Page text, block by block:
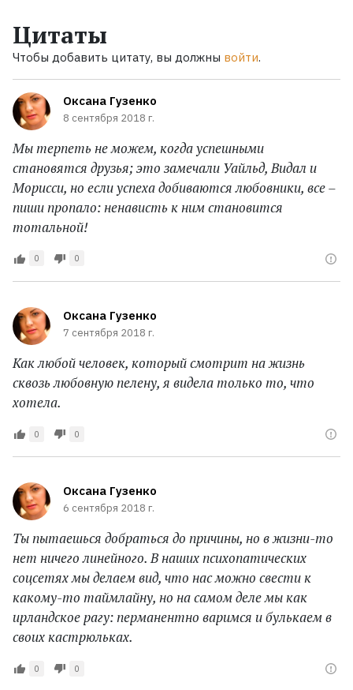
Цитаты
Чтобы добавить цитату, вы должны войти.
Оксана Гузенко
8 сентября 2018 г.
Мы терпеть не можем, когда успешными
становятся друзья; это замечали Уайльд, Видал и
Морисси, но если успеха добиваются любовники, все –
пиши пропало: ненависть к ним становится
тотальной!
0 0
Оксана Гузенко
7 сентября 2018 г.
Как любой человек, который смотрит на жизнь
сквозь любовную пелену, я видела только то, что
хотела.
0 0
Оксана Гузенко
6 сентября 2018 г.
Ты пытаешься добраться до причины, но в жизни-то
нет ничего линейного. В наших психопатических
соцсетях мы делаем вид, что нас можно свести к
какому-то таймлайну, но на самом деле мы как
ирландское рагу: перманентно варимся и булькаем в
своих кастрюльках.
0 0